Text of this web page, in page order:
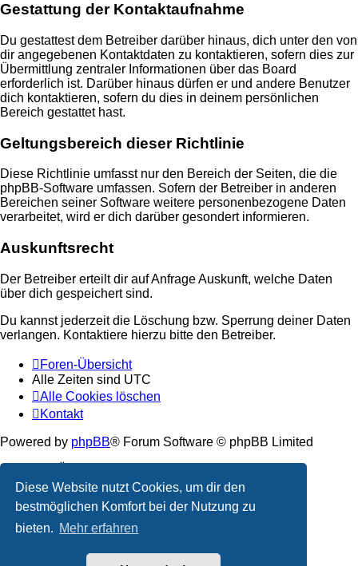
Diese Website nutzt Cookies, um dir den
bestmöglichen Komfort bei der Nutzung zu
bieten. Mehr erfahren
Gestattung der Kontaktaufnahme
Du gestattest dem Betreiber darüber hinaus, dich unter den von
dir angegebenen Kontaktdaten zu kontaktieren, sofern dies zur
Übermittlung zentraler Informationen über das Board
erforderlich ist. Darüber hinaus dürfen er und andere Benutzer
dich kontaktieren, sofern du dies in deinem persönlichen
Bereich gestattet hast.
Geltungsbereich dieser Richtlinie
Diese Richtlinie umfasst nur den Bereich der Seiten, die die
phpBB-Software umfassen. Sofern der Betreiber in anderen
Bereichen seiner Software weitere personenbezogene Daten
verarbeitet, wird er dich darüber gesondert informieren.
Auskunftsrecht
Der Betreiber erteilt dir auf Anfrage Auskunft, welche Daten
über dich gespeichert sind.
Du kannst jederzeit die Löschung bzw. Sperrung deiner Daten
verlangen. Kontaktiere hierzu bitte den Betreiber.
Foren-Übersicht
Alle Zeiten sind UTC
Alle Cookies löschen
Kontakt
Powered by phpBB® Forum Software © phpBB Limited
Deutsche Übersetzung durch
Datenschutz |Nutzungsbedingungen